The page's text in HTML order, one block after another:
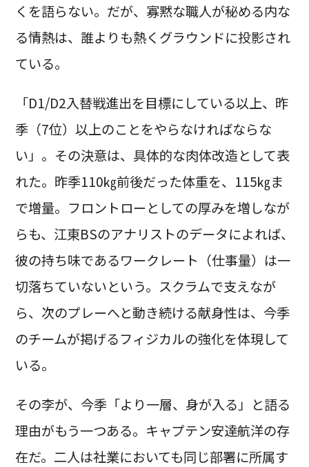
くを語らない。だが、寡黙な職人が秘める内な
る情熱は、誰よりも熱くグラウンドに投影され
ている。
「D1/D2入替戦進出を目標にしている以上、昨
季（7位）以上のことをやらなければならな
い」。その決意は、具体的な肉体改造として表
れた。昨季110㎏前後だった体重を、115㎏ま
で増量。フロントローとしての厚みを増しなが
らも、江東BSのアナリストのデータによれば、
彼の持ち味であるワークレート（仕事量）は一
切落ちていないという。スクラムで支えなが
ら、次のプレーへと動き続ける献身性は、今季
のチームが掲げるフィジカルの強化を体現して
いる。
その李が、今季「より一層、身が入る」と語る
理由がもう一つある。キャプテン安達航洋の存
在だ。二人は社業においても同じ部署に所属す